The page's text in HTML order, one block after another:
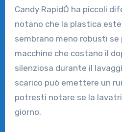
Candy RapidÓ ha piccoli
notano che la plastica
sembrano meno robusti se
macchine che costano il
silenziosa durante il
scarico può emettere un
potresti notare se la
giorno.